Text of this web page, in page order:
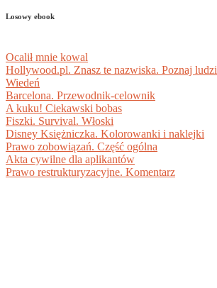
Losowy ebook
Ocalił mnie kowal
Hollywood.pl. Znasz te nazwiska. Poznaj ludzi
Wiedeń
Barcelona. Przewodnik-celownik
A kuku! Ciekawski bobas
Fiszki. Survival. Włoski
Disney Księżniczka. Kolorowanki i naklejki
Prawo zobowiązań. Część ogólna
Akta cywilne dla aplikantów
Prawo restrukturyzacyjne. Komentarz